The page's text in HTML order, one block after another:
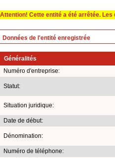
Attention! Cette entité a été arrêtée.
Données de l'entité enregistrée
Généralités
Numéro d'entreprise:
Statut:
Situation juridique:
Date de début:
Dénomination:
Numéro de téléphone: